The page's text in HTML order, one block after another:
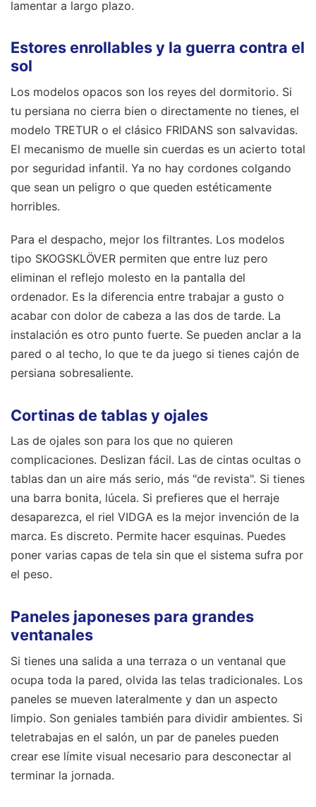
lamentar a largo plazo.
Estores enrollables y la guerra contra el
sol
Los modelos opacos son los reyes del dormitorio. Si
tu persiana no cierra bien o directamente no tienes, el
modelo TRETUR o el clásico FRIDANS son salvavidas.
El mecanismo de muelle sin cuerdas es un acierto total
por seguridad infantil. Ya no hay cordones colgando
que sean un peligro o que queden estéticamente
horribles.
Para el despacho, mejor los filtrantes. Los modelos
tipo SKOGSKLÖVER permiten que entre luz pero
eliminan el reflejo molesto en la pantalla del
ordenador. Es la diferencia entre trabajar a gusto o
acabar con dolor de cabeza a las dos de tarde. La
instalación es otro punto fuerte. Se pueden anclar a la
pared o al techo, lo que te da juego si tienes cajón de
persiana sobresaliente.
Cortinas de tablas y ojales
Las de ojales son para los que no quieren
complicaciones. Deslizan fácil. Las de cintas ocultas o
tablas dan un aire más serio, más "de revista". Si tienes
una barra bonita, lúcela. Si prefieres que el herraje
desaparezca, el riel VIDGA es la mejor invención de la
marca. Es discreto. Permite hacer esquinas. Puedes
poner varias capas de tela sin que el sistema sufra por
el peso.
Paneles japoneses para grandes
ventanales
Si tienes una salida a una terraza o un ventanal que
ocupa toda la pared, olvida las telas tradicionales. Los
paneles se mueven lateralmente y dan un aspecto
limpio. Son geniales también para dividir ambientes. Si
teletrabajas en el salón, un par de paneles pueden
crear ese límite visual necesario para desconectar al
terminar la jornada.